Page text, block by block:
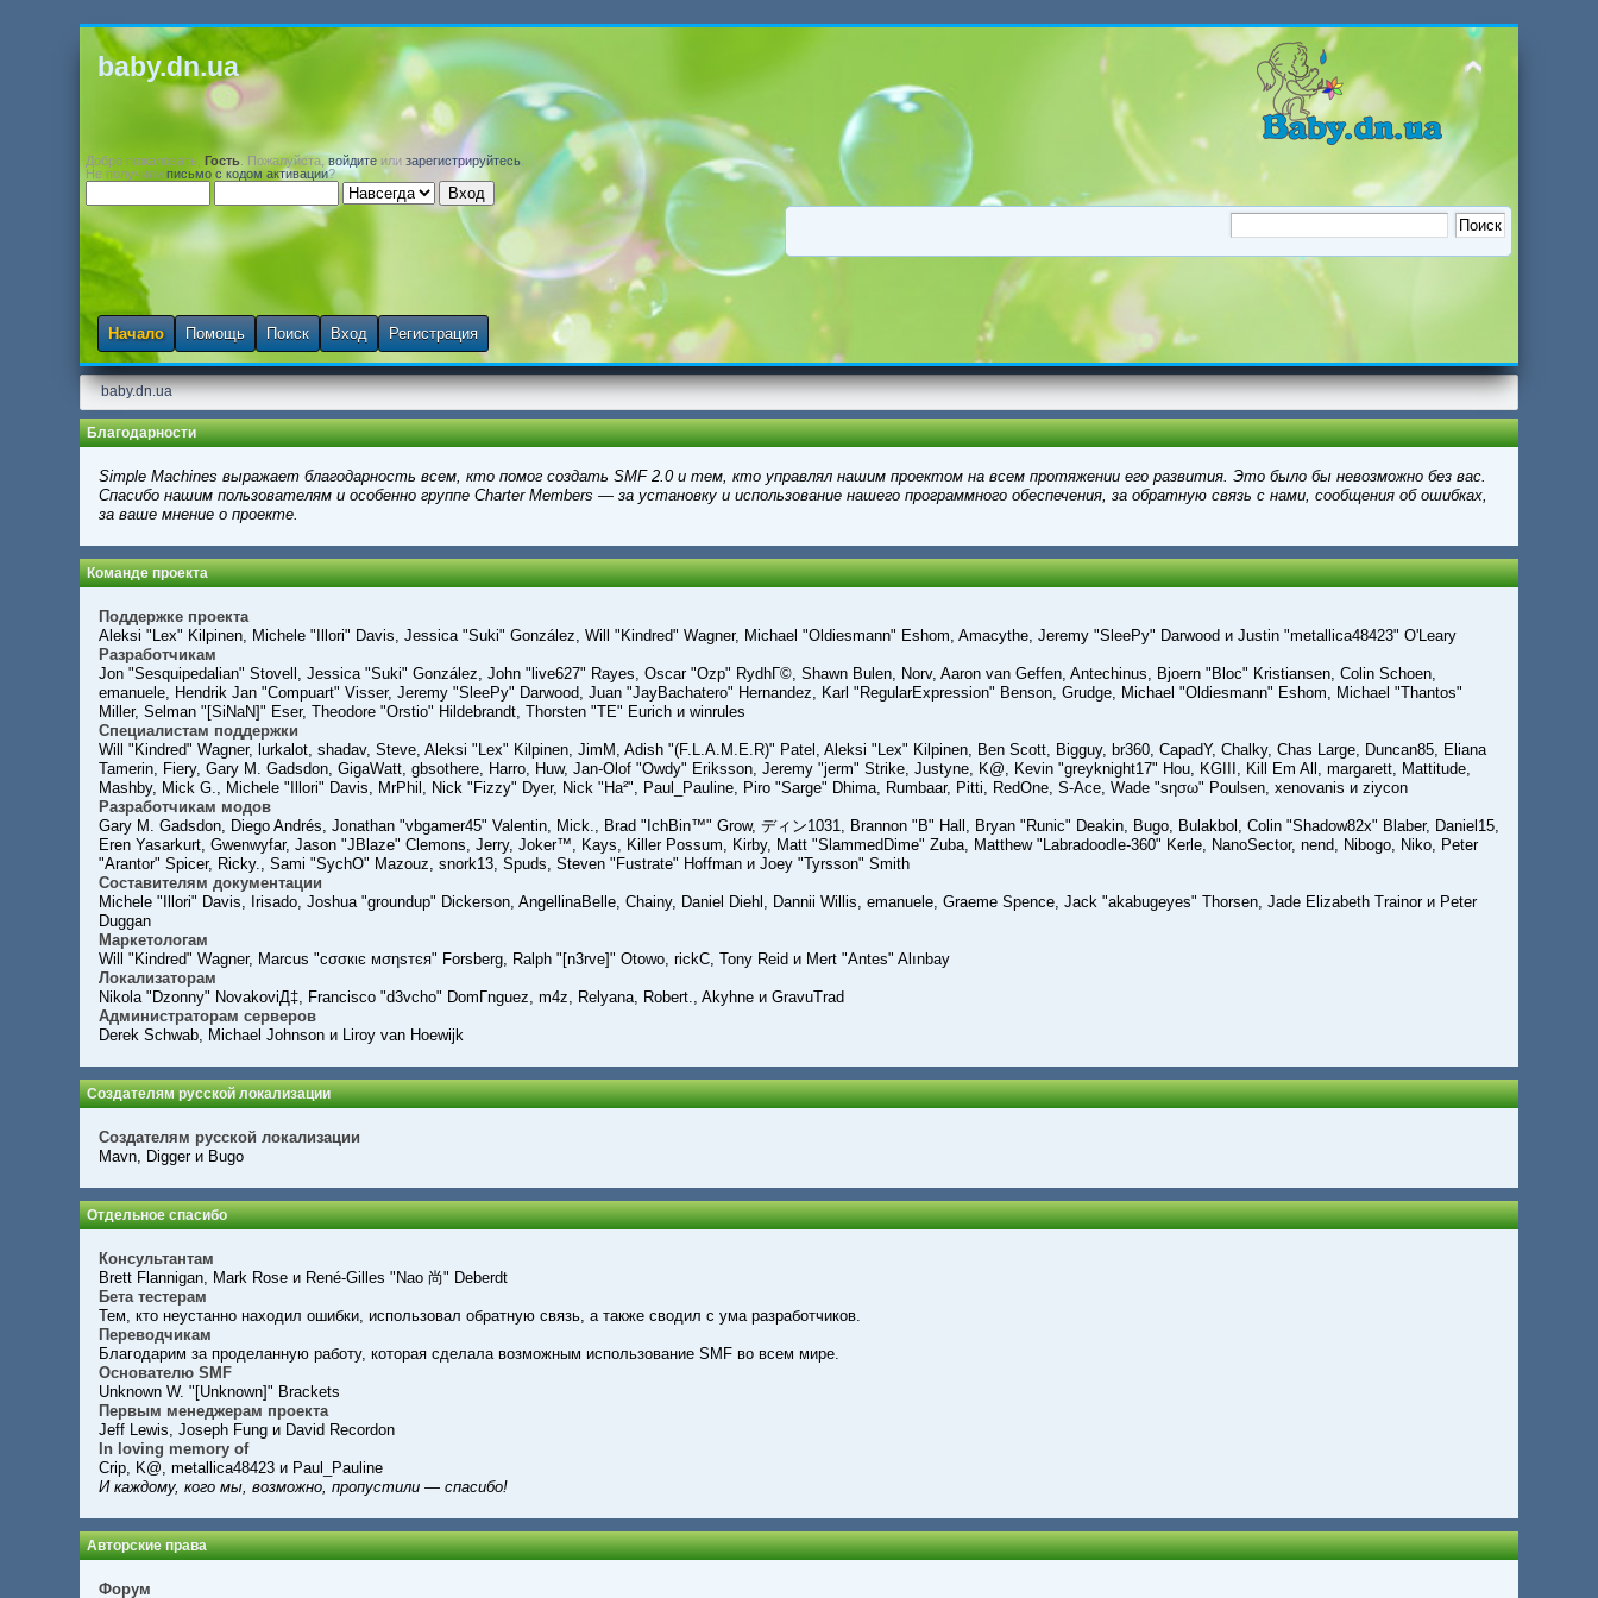
baby.dn.ua
Добро пожаловать,Гость . Пожалуйста,войдите илизарегистрируйтесь
Не получилиписьмо с кодом активации?
Начало Помощь Поиск Вход Регистрация
baby.dn.ua
Благодарности
Simple Machines выражает благодарность всем, кто помог создать SMF 2.0 и тем, кто управлял нашим проектом на всем протяжении его развития. Это было бы невозможно без вас.
Спасибо нашим пользователям и особенно группе Charter Members — за установку и использование нашего программного обеспечения, за обратную связь с нами, сообщения об ошибках,
за ваше мнение о проекте.
Команде проекта
Поддержке проекта
Aleksi "Lex" Kilpinen, Michele "Illori" Davis, Jessica "Suki" González, Will "Kindred" Wagner, Michael "Oldiesmann" Eshom, Amacythe, Jeremy "SleePy" Darwood и Justin "metallica48423" O'Leary
Разработчикам
Jon "Sesquipedalian" Stovell, Jessica "Suki" González, John "live627" Rayes, Oscar "Ozp" RydhГ©, Shawn Bulen, Norv, Aaron van Geffen, Antechinus, Bjoern "Bloc" Kristiansen, Colin Schoen,
emanuele, Hendrik Jan "Compuart" Visser, Jeremy "SleePy" Darwood, Juan "JayBachatero" Hernandez, Karl "RegularExpression" Benson, Grudge, Michael "Oldiesmann" Eshom, Michael "Thantos"
Miller, Selman "[SiNaN]" Eser, Theodore "Orstio" Hildebrandt, Thorsten "TE" Eurich и winrules
Специалистам поддержки
Will "Kindred" Wagner, lurkalot, shadav, Steve, Aleksi "Lex" Kilpinen, JimM, Adish "(F.L.A.M.E.R)" Patel, Aleksi "Lex" Kilpinen, Ben Scott, Bigguy, br360, CapadY, Chalky, Chas Large, Duncan85, Eliana
Tamerin, Fiery, Gary M. Gadsdon, GigaWatt, gbsothere, Harro, Huw, Jan-Olof "Owdy" Eriksson, Jeremy "jerm" Strike, Justyne, K@, Kevin "greyknight17" Hou, KGIII, Kill Em All, margarett, Mattitude,
Mashby, Mick G., Michele "Illori" Davis, MrPhil, Nick "Fizzy" Dyer, Nick "Ha²", Paul_Pauline, Piro "Sarge" Dhima, Rumbaar, Pitti, RedOne, S-Ace, Wade "sησω" Poulsen, xenovanis и ziycon
Разработчикам модов
Gary M. Gadsdon, Diego Andrés, Jonathan "vbgamer45" Valentin, Mick., Brad "IchBin™" Grow, ディン1031, Brannon "B" Hall, Bryan "Runic" Deakin, Bugo, Bulakbol, Colin "Shadow82x" Blaber, Daniel15,
Eren Yasarkurt, Gwenwyfar, Jason "JBlaze" Clemons, Jerry, Joker™, Kays, Killer Possum, Kirby, Matt "SlammedDime" Zuba, Matthew "Labradoodle-360" Kerle, NanoSector, nend, Nibogo, Niko, Peter
"Arantor" Spicer, Ricky., Sami "SychO" Mazouz, snork13, Spuds, Steven "Fustrate" Hoffman и Joey "Tyrsson" Smith
Составителям документации
Michele "Illori" Davis, Irisado, Joshua "groundup" Dickerson, AngellinaBelle, Chainy, Daniel Diehl, Dannii Willis, emanuele, Graeme Spence, Jack "akabugeyes" Thorsen, Jade Elizabeth Trainor и Peter
Duggan
Маркетологам
Will "Kindred" Wagner, Marcus "cσσкιє мσηѕтєя" Forsberg, Ralph "[n3rve]" Otowo, rickC, Tony Reid и Mert "Antes" Alınbay
Локализаторам
Nikola "Dzonny" NovakoviД‡, Francisco "d3vcho" DomГ­nguez, m4z, Relyana, Robert., Akyhne и GravuTrad
Администраторам серверов
Derek Schwab, Michael Johnson и Liroy van Hoewijk
Создателям русской локализации
Создателям русской локализации
Mavn, Digger и Bugo
Отдельное спасибо
Консультантам
Brett Flannigan, Mark Rose и René-Gilles "Nao 尚" Deberdt
Бета тестерам
Тем, кто неустанно находил ошибки, использовал обратную связь, а также сводил с ума разработчиков.
Переводчикам
Благодарим за проделанную работу, которая сделала возможным использование SMF во всем мире.
Основателю SMF
Unknown W. "[Unknown]" Brackets
Первым менеджерам проекта
Jeff Lewis, Joseph Fung и David Recordon
In loving memory of
Crip, K@, metallica48423 и Paul_Pauline
И каждому, кого мы, возможно, пропустили — спасибо!
Авторские права
Форум